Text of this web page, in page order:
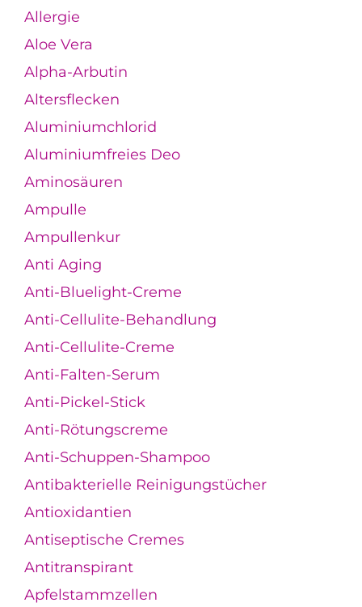
Allergie
Aloe Vera
Alpha-Arbutin
Altersflecken
Aluminiumchlorid
Aluminiumfreies Deo
Aminosäuren
Ampulle
Ampullenkur
Anti Aging
Anti-Bluelight-Creme
Anti-Cellulite-Behandlung
Anti-Cellulite-Creme
Anti-Falten-Serum
Anti-Pickel-Stick
Anti-Rötungscreme
Anti-Schuppen-Shampoo
Antibakterielle Reinigungstücher
Antioxidantien
Antiseptische Cremes
Antitranspirant
Apfelstammzellen